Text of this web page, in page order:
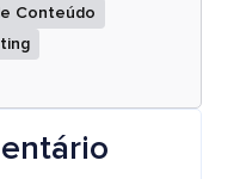
Conteúdo